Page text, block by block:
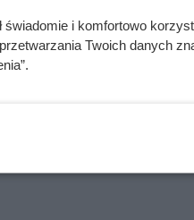
jest równie ważna.
układaniu płytek,
w których powinny
znajdziesz tutaj:
i komfortowo
Twoich danych